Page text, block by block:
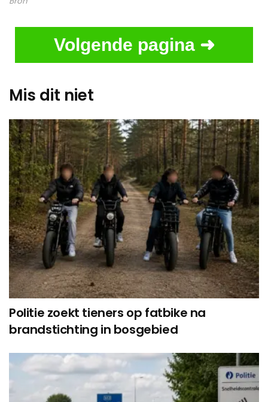
Volgende pagina ➜
Mis dit niet
Politie zoekt tieners op fatbike na
brandstichting in bosgebied